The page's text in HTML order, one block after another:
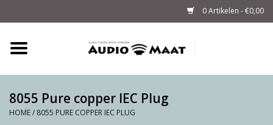
0 Artikelen - €0,00
Tuning
8055 Pure copper IEC Plug
HOME/ 8055 PURE COPPER IEC PLUG